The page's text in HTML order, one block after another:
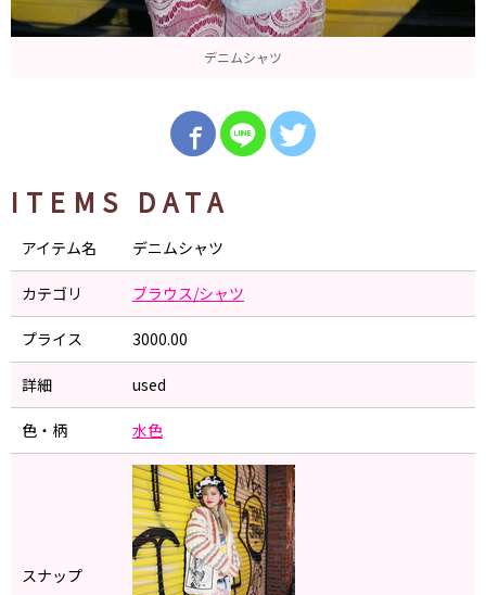
デニムシャツ
ITEMS DATA
アイテム名 デニムシャツ
カテゴリ ブラウス/シャツ
プライス 3000.00
詳細 used
色・柄 水色
スナップ